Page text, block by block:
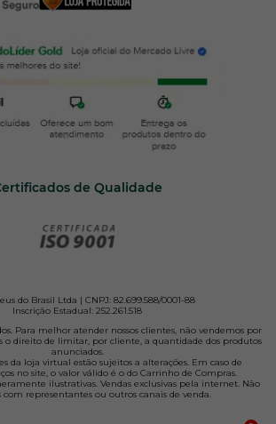
de Qualidade
do Brasil Ltda | CNPJ: 82.699.588/0001-88
Inscrição Estadual: 252.261.518
Para melhor atender nossos clientes, não vendemos por
o direito de limitar, por cliente, a quantidade dos produtos
anunciados.
da loja virtual estão sujeitos a alterações. Em caso de
no site, o valor válido é o do Carrinho de Compras.
ilustrativas. Vendas exclusivas pela internet. Não
representantes ou outros canais de venda.